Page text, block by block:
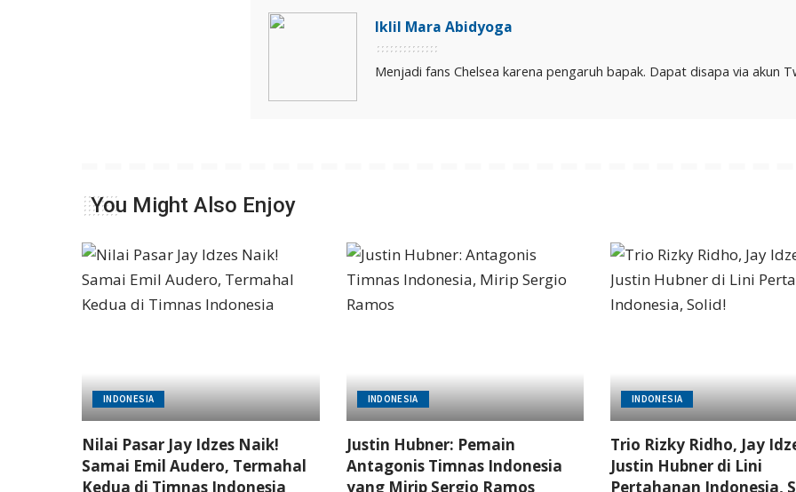
Iklil Mara Abidyoga
Menjadi fans Chelsea karena pengaruh bapak. Dapat disapa via akun
You Might Also Enjoy
INDONESIA
Nilai Pasar Jay Idzes Naik!
Samai Emil Audero, Termahal
Kedua di Timnas Indonesia
INDONESIA
Justin Hubner: Pemain
Antagonis Timnas Indonesia
yang Mirip Sergio Ramos
INDONESIA
Trio Rizky Ridho, Jay
Justin Hubner di Lini
Pertahanan Indonesia,